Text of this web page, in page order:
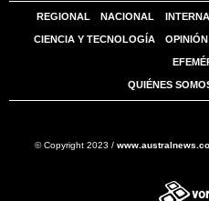
REGIONAL NACIONAL
CIENCIA Y TECNOLOGÍA OPINIÓN
QUIÉNES
© Copyright 2023 /